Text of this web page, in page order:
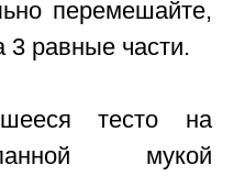
перемешайте,
3 равные части.
тесто на
мукой